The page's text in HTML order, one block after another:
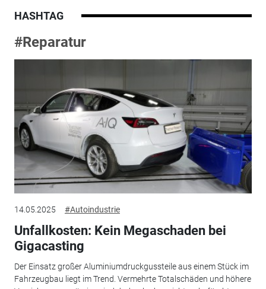
HASHTAG
#Reparatur
14.05.2025 #Autoindustrie
Unfallkosten: Kein Megaschaden bei
Gigacasting
Der Einsatz großer Aluminiumdruckgussteile aus einem Stück im
Fahrzeugbau liegt im Trend. Vermehrte Totalschäden und höhere